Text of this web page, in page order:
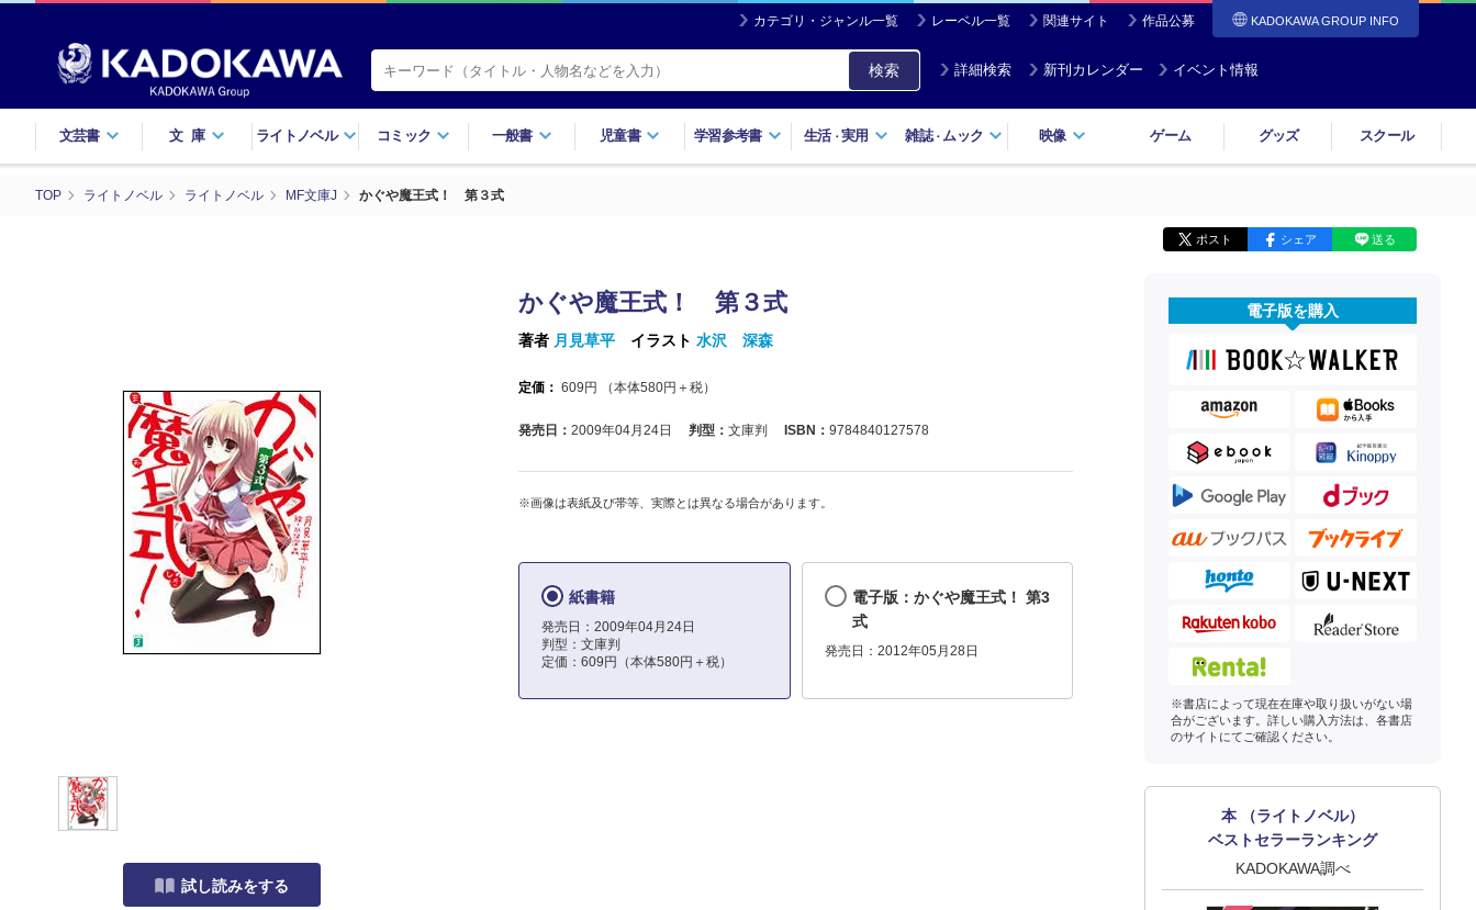
カテゴリ・ジャンル一覧 レーベル一覧 関連サイト 作品公募 KADOKAWA GROUP INFO
検索 詳細検索 新刊カレンダー イベント情報
文芸書 文庫 ライトノベル コミック 一般書 児童書 学習参考書 生活・実用 雑誌・ ムック 映像 ゲーム グッズ スクール
TOP ライトノベル ライトノベル MF文庫J かぐや魔王式！ 第３式
ポスト シェア 送る
試し読みをする
かぐや魔王式！ 第３式
著者 月見草平 イラスト 水沢 深森
定価： 609 円 （本体580円＋税）
発売日： 2009年04月24日 判型： 文庫判 ISBN： 9784840127578
※画像は表紙及び帯等、実際とは異なる場合があります。
紙書籍
発売日：2009年04月24日
判型：文庫判
定価：609円（本体580円＋税）
電子版：かぐや魔王式！ 第3
式
発売日：2012年05月28日
電子版を購入
※書店によって現在在庫や取り扱いがない場
合がございます。詳しい購入方法は、各書店
のサイトにてご確認ください。
本 （ライトノベル）
ベストセラーランキング
KADOKAWA調べ